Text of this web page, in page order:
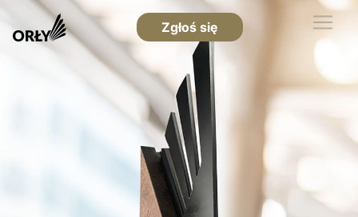
Zgłoś się